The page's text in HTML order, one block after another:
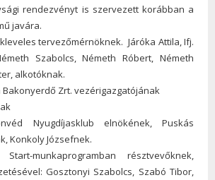
rendezvényt is szervezett korábban a
javára.
tervezőmérnöknek. Járóka Attila, Ifj.
Szabolcs, Németh Róbert, Németh
alkotóknak.
Bakonyerdő Zrt. vezérigazgatójának
Nyugdíjasklub elnökének, Puskás
Konkoly Józsefnek.
munkaprogramban résztvevőknek,
Gosztonyi Szabolcs, Szabó Tibor,